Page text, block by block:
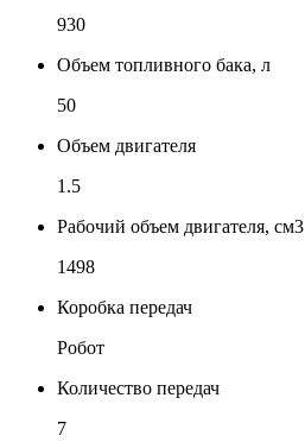
930
Объем топливного бака, л
50
Объем двигателя
1.5
Рабочий объем двигателя, см3
1498
Коробка передач
Робот
Количество передач
7